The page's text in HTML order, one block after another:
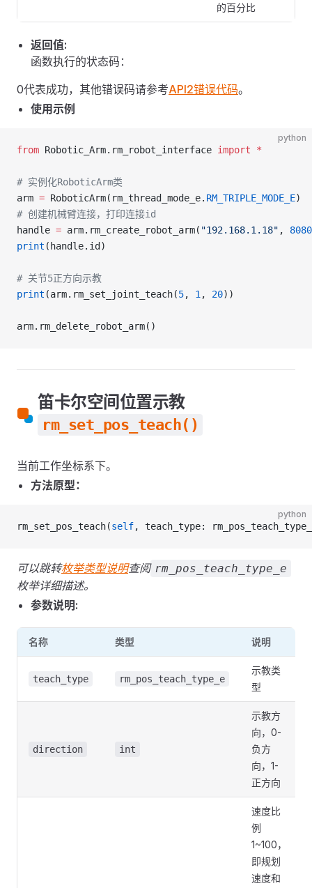
的百分比
返回值:
函数执行的状态码：
0代表成功，其他错误码请参考API2错误代码。
使用示例
python
from Robotic_Arm.rm_robot_interface import *
# 实例化RoboticArm类
arm = RoboticArm(rm_thread_mode_e. RM_TRIPLE_MODE_E)
# 创建机械臂连接，打印连接id
handle = arm.rm_create_robot_arm( "192.168.1.18" , 8080
print (handle.id)
# 关节5正方向示教
print (arm.rm_set_joint_teach(5, 1 , 20))
arm.rm_delete_robot_arm()
笛卡尔空间位置示教
rm_set_pos_teach()
当前工作坐标系下。
方法原型：
python
rm_set_pos_teach(self, teach_type:
可以跳转枚举类型说明查阅 rm_pos_teach_type_e
枚举详细描述。
参数说明:
名称 类型 说明
teach_type rm_pos_teach_type_e
示教类
型
direction int
示教方
向，0-
负方
向，1-
正方向
速度比
例
1~100，
即规划
速度和